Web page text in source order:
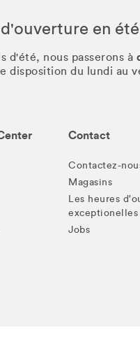
en
d'été, nous passerons à
disposition du lundi au
Contact
Contactez-
Magasins
Les heures
exceptionelles
Jobs